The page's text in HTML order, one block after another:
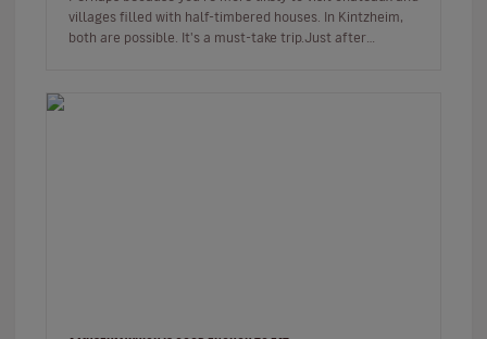
villages filled with half-timbered houses. In Kintzheim,
both are possible. It's a must-take trip.Just after